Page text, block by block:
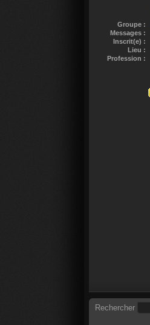
Groupe :
Messages :
Inscrit(e) :
Lieu :
Profession :
Rechercher